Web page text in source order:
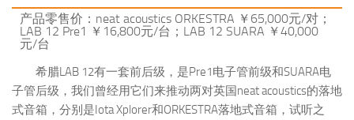
产品零售价：neat acoustics ORKESTRA ￥65,000元/对；
LAB 12 Pre1 ￥16,800元/台；LAB 12 SUARA ￥40,000
元/台
希腊LAB 12有一套前后级，是Pre1电子管前级和SUARA电
子管后级，我们曾经用它们来推动两对英国neat acoustics的落地
式音箱，分别是Iota Xplorer和ORKESTRA落地式音箱，试听之